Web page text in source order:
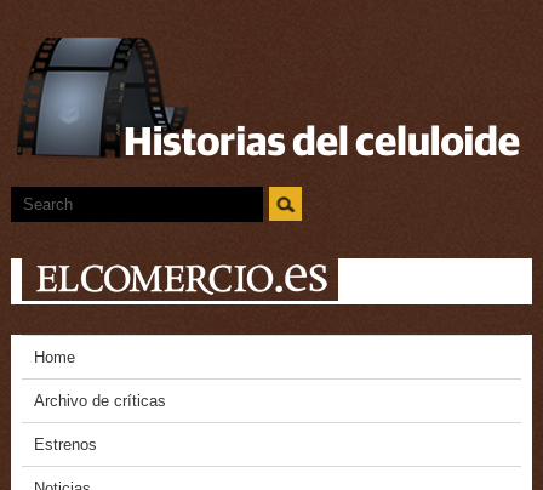
Home
Archivo de críticas
Estrenos